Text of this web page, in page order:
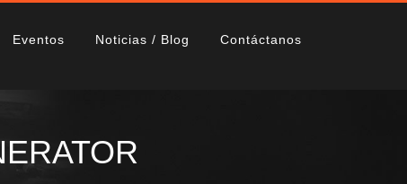
Eventos Noticias / Blog Contáctanos